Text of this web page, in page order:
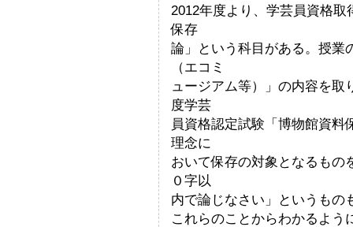
2012年度より、学芸員資格
保存
論」という科目がある。授業
（エコミ
ュージアム等）」の内容を取
度学芸
員資格認定試験「博物館資
理念に
おいて保存の対象となるもの
０字以
内で論じなさい」というもの
これらのことからわかるよう